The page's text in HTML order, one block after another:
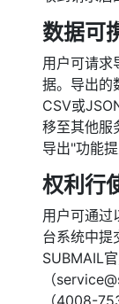
数据可
用户可请求
据。导出的
CSV或
移至其他服
导出"功能
权利行
用户可通过
台系统中提
SUBMAIL
（
（4008-